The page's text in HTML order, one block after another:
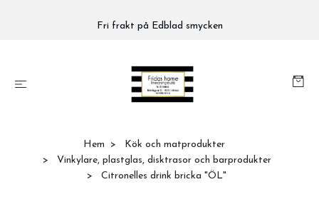
Fri frakt på Edblad smycken
Hem
Kök och matprodukter
Vinkylare, plastglas, disktrasor och barprodukter
Citronelles drink bricka "ÖL"